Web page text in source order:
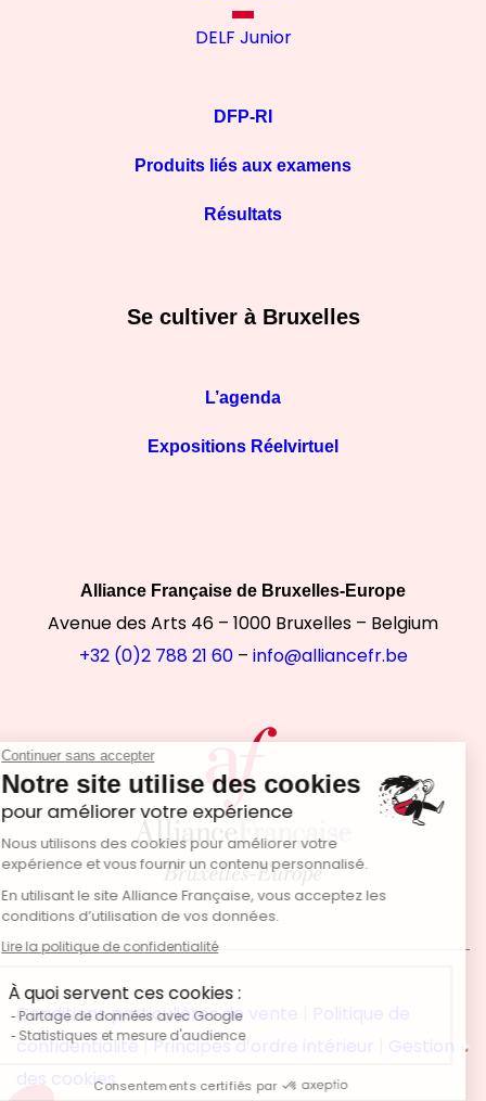
Continuer sans accepter
Notre site utilise des cookies
pour améliorer votre expérience
Nous utilisons des cookies pour améliorer votre
expérience et vous fournir un contenu personnalisé.
En utilisant le site Alliance Française, vous acceptez les
conditions d’utilisation de vos données.
Lire la politique de confidentialité
À quoi servent ces cookies :
Partage de données avec Google
Statistiques et mesure d'audience
Consentements certifiés par
DELF Junior
DFP-RI
Produits liés aux examens
Résultats
Se cultiver à Bruxelles
L’agenda
Expositions Réelvirtuel
Alliance Française de Bruxelles-Europe
Avenue des Arts 46 – 1000 Bruxelles – Belgium
+32 (0)2 788 21 60– info@alliancefr.be
Conditions particulières de vente
Politique de
confidentialité|Principes d’ordre intérieur
Gestion
des cookies